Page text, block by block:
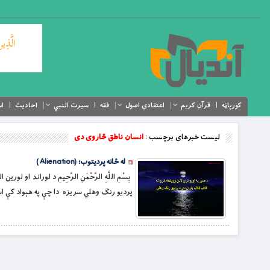
کورپاڼه قرآن کریم اعتقادي اصول فقه سیرت النبي احادیث
لیست خبرهای برچسب :انسان ناطق څاروی دی
له ځانه پردیتوب؛ (Alienation )
پردیو رنګ وهلي سریزه دا چې په هېواد